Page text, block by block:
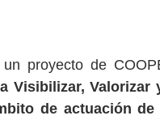
un proyecto de
Visibilizar,
de actuación